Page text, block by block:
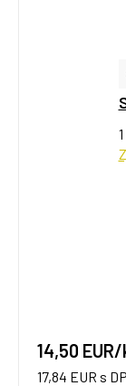
14,50
17,84 EUR s